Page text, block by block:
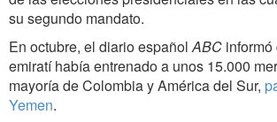
su segundo mandato.
En octubre, el diario españolABC
emiratí había entrenado a unos 15.000
mayoría de Colombia y América del Sur,
Yemen.